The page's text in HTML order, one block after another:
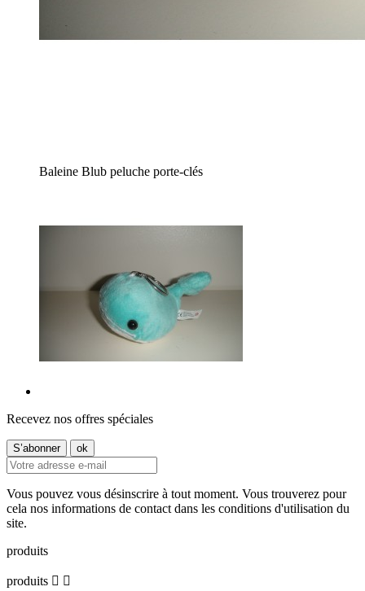
Baleine Blub peluche porte-clés
Recevez nos offres spéciales
Vous pouvez vous désinscrire à tout moment. Vous trouverez pour
cela nos informations de contact dans les conditions d'utilisation du
site.
produits
produits  